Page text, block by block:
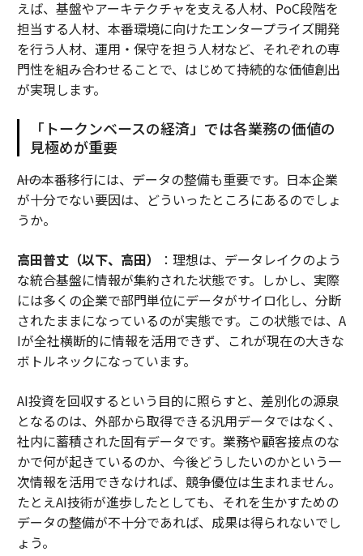
えば、基盤やアーキテクチャを支える人材、PoC段階を
担当する人材、本番環境に向けたエンタープライズ開発
を行う人材、運用・保守を担う人材など、それぞれの専
門性を組み合わせることで、はじめて持続的な価値創出
が実現します。
「トークンベースの経済」では各業務の価値の
見極めが重要
――AIの本番移行には、データの整備も重要です。日本企業
が十分でない要因は、どういったところにあるのでしょ
うか。
高田普丈（以下、高田）
：理想は、データレイクのよう
な統合基盤に情報が集約された状態です。しかし、実際
には多くの企業で部門単位にデータがサイロ化し、分断
されたままになっているのが実態です。この状態では、A
Iが全社横断的に情報を活用できず、これが現在の大きな
ボトルネックになっています。
AI投資を回収するという目的に照らすと、差別化の源泉
となるのは、外部から取得できる汎用データではなく、
社内に蓄積された固有データです。業務や顧客接点のな
かで何が起きているのか、今後どうしたいのかという一
次情報を活用できなければ、競争優位は生まれません。
たとえAI技術が進歩したとしても、それを生かすための
データの整備が不十分であれば、成果は得られないでし
ょう。